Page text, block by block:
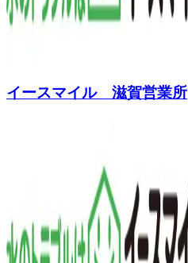
イースマイル 滋賀営業所